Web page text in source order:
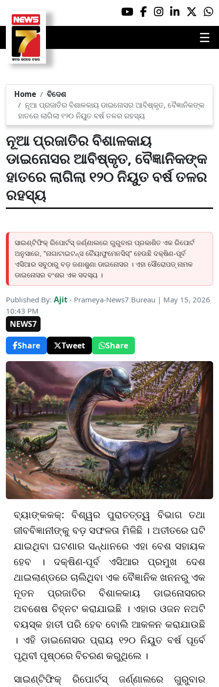
☰
Home
ବିଦେଶ
ନୂଆ ପ୍ରଜାତିର ବିଶାଳକାୟ ଡାଇନୋସର ଆବିଷ୍କୃତ, ବୈଜ୍ଞାନିକଙ୍କ
ହାତରେ ଲାଗିଲା ୧୨୦ ନିୟୁତ ବର୍ଷ ତଳର ରହସ୍ୟ
ନୂଆ ପ୍ରଜାତିର ବିଶାଳକାୟ
ଡାଇନୋସର ଆବିଷ୍କୃତ, ବୈଜ୍ଞାନିକଙ୍କ
ହାତରେ ଲାଗିଲା ୧୨୦ ନିୟୁତ ବର୍ଷ ତଳର
ରହସ୍ୟ
ସାଇଣ୍ଟିଫିକ୍ ରିପୋର୍ଟସ୍ ଜର୍ଣ୍ଣାଲରେ ଗୁରୁବାର ପ୍ରକାଶିତ ଏକ ରିପୋର୍ଟ
ଅନୁସାରେ, "ନାଗାଟାଇଟନ୍ସ ଚୈୟାଫୁମେନସିସ୍" ହେଉଛି ଦକ୍ଷିଣ-ପୂର୍ବ
ଏସିଆର ସବୁଠାରୁ ବଡ଼ ଜଣାଶୁଣା ଡାଇନୋସର । ଏହା ସୌରୋପଡ୍ ନାମକ
ଡାଇନୋସର ବଂଶର ଏକ ସଦସ୍ୟ ।
Published By: Ajit - Prameya-News7 Bureau | May 15, 2026
10:43 PM
NEWS7
Share
Tweet Share
ବ୍ୟାଙ୍କକକ୍: ବିଶ୍ୱର ପୁରାତତ୍ତ୍ୱ ବିଭାଗ ତଥା
ଜୀବବିଜ୍ଞାନୀଙ୍କୁ ବଡ଼ ସଫଳତା ମିଳିଛି । ଅତୀତରେ ଘଟି
ଯାଇଥିବା ଘଟଣାର ସନ୍ଧାନରେ ଏହା ବେଶ ସହାୟକ
ହେବ । ଦକ୍ଷିଣ-ପୂର୍ବ ଏସିଆର ପ୍ରମୁଖ ଦେଶ
ଥାଇଲାଣ୍ଡରେ ଚାଲିଥିବା ଏକ ବୈଜ୍ଞାନିକ ଖନନରୁ ଏକ
ନୂତନ ପ୍ରଜାତିର ବିଶାଳକାୟ ଡାଇନୋସରର
ଅବଶେଷ ଚିହ୍ନଟ କରାଯାଇଛି । ଏହାର ଓଜନ ନଅଟି
ବୟସ୍କ ହାତୀ ପରି ହେବ ବୋଲି ଆକଳନ କରାଯାଉଛି
। ଏହି ଡାଇନୋସର ପ୍ରାୟ ୧୨୦ ନିୟୁତ ବର୍ଷ ପୂର୍ବେ
ପୃଥିବୀ ପୃଷ୍ଠରେ ବିଚରଣ କରୁଥିଲେ ।
ସାଇଣ୍ଟିଫିକ୍ ରିପୋର୍ଟସ୍ ଜର୍ଣ୍ଣାଲରେ ଗୁରୁବାର